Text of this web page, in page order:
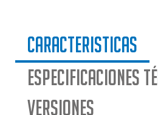
Caracteristicas
Especificaciones
Versiones